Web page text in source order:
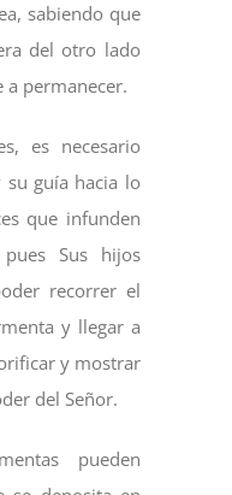
sabiendo que
del otro lado
a permanecer.
es necesario
su guía hacia lo
que infunden
Sus hijos
recorrer el
y llegar a
y mostrar
del Señor.
pueden